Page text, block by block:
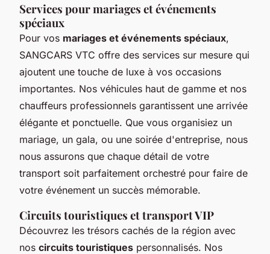
Services pour mariages et événements
spéciaux
Pour vos mariages et événements spéciaux,
SANGCARS VTC offre des services sur mesure qui
ajoutent une touche de luxe à vos occasions
importantes. Nos véhicules haut de gamme et nos
chauffeurs professionnels garantissent une arrivée
élégante et ponctuelle. Que vous organisiez un
mariage, un gala, ou une soirée d'entreprise, nous
nous assurons que chaque détail de votre
transport soit parfaitement orchestré pour faire de
votre événement un succès mémorable.
Circuits touristiques et transport VIP
Découvrez les trésors cachés de la région avec
nos circuits touristiques personnalisés. Nos